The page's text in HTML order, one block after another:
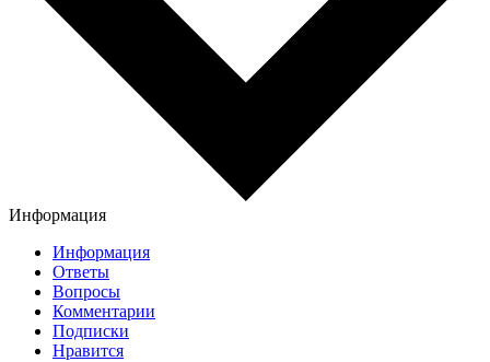
Информация
Информация
Ответы
Вопросы
Комментарии
Подписки
Нравится